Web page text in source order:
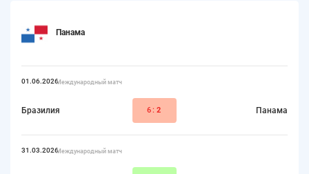
Панама
01.06.2026Международный матч
Бразилия 6: 2 Панама
31.03.2026Международный матч